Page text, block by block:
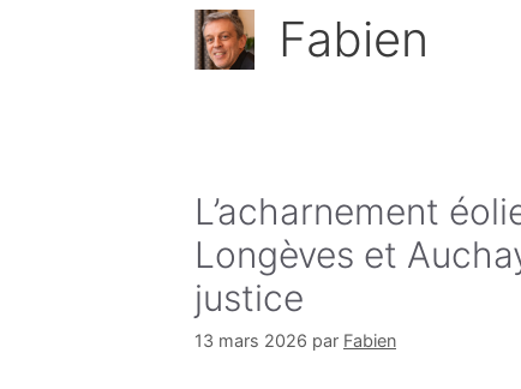
Fabien
L’acharnement
Longèves et
justice
13 mars 2026 par Fabien